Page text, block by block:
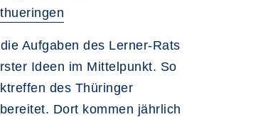
Aufgaben des Lerner-Rats
Ideen im Mittelpunkt. So
des Thüringer
Dort kommen jährlich